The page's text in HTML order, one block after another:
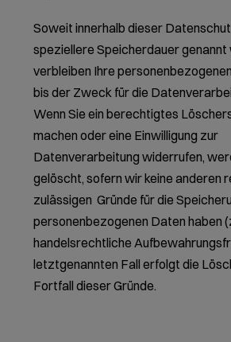
Soweit innerhalb dieser
speziellere Speicherdauer genannt
verbleiben Ihre
bis der Zweck für die
Wenn Sie ein berechtigtes
machen oder eine Einwilligung zur
Datenverarbeitung widerrufen,
gelöscht, sofern wir keine anderen
zulässigen Gründe für die
personenbezogenen Daten haben
handelsrechtliche
letztgenannten Fall erfolgt die
Fortfall dieser Gründe.